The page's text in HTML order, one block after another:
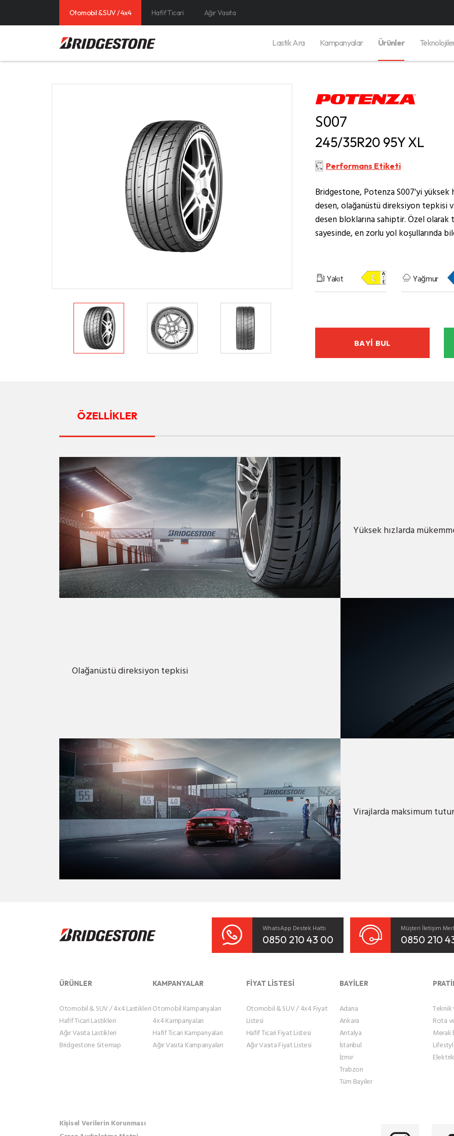
Otomobil & SUV / 4x4 Hafif Ticari Ağır Vasıta
Lastik Ara Kampanyalar Ürünler
S007
245/35R20 95Y XL
Performans Etiketi
Bridgestone, Potenza S007'yi yüksek
desen, olağanüstü direksiyon tepkisi
desen bloklarına sahiptir. Özel olarak
sayesinde, en zorlu yol koşullarında
Yakıt Yağmur
BAYİ BUL
ÖZELLİKLER
Yüksek hızlarda
Olağanüstü direksiyon tepkisi
Virajlarda maksimum
WhatsApp Destek Hattı
0850 210 43 00
Müşteri İletişim
0850 210
ÜRÜNLER
Otomobil & SUV / 4x4 Lastikleri
Hafif Ticari Lastikleri
Ağır Vasıta Lastikleri
Bridgestone Sitemap
KAMPANYALAR
Otomobil Kampanyaları
4x4 Kampanyaları
Hafif Ticari Kampanyaları
Ağır Vasıta Kampanyaları
FİYAT LİSTESİ
Otomobil & SUV / 4x4 Fiyat
Listesi
Hafif Ticari Fiyat Listesi
Ağır Vasıta Fiyat Listesi
BAYİLER
Adana
Ankara
Antalya
İstanbul
İzmir
Trabzon
Tüm Bayiler
Teknik
Rota
Merak
Kişisel Verilerin Korunması